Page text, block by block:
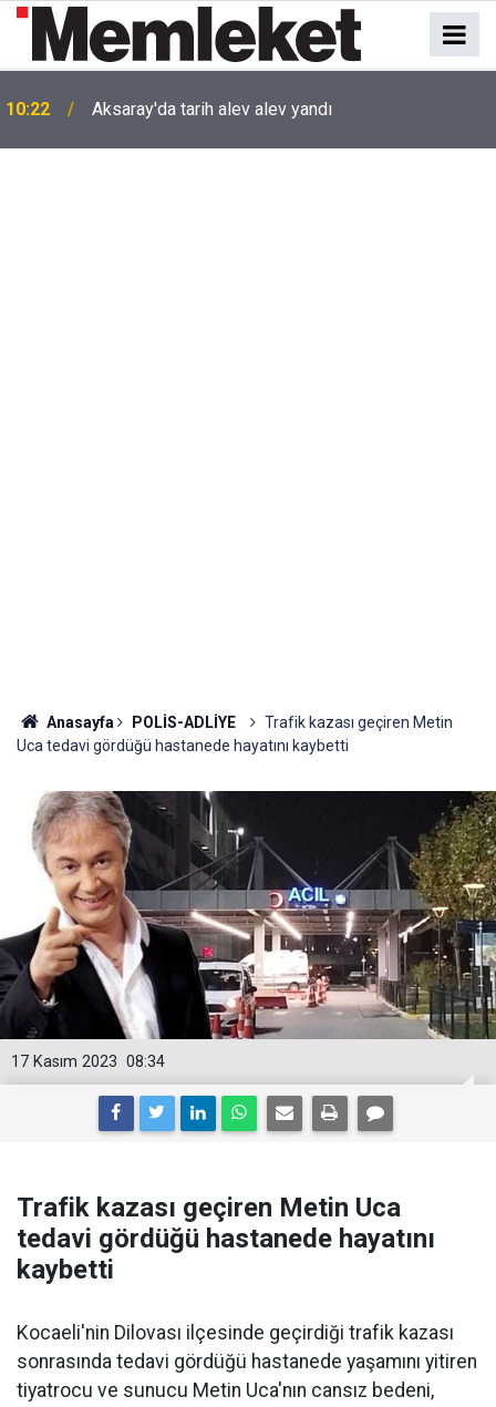
10:22 Aksaray'da tarih alev alev yandı
Anasayfa POLİS-ADLİYE
Trafik kazası geçiren Metin
Uca tedavi gördüğü hastanede hayatını kaybetti
08:34
17 Kasım 2023
Trafik kazası geçiren Metin Uca
tedavi gördüğü hastanede hayatını
kaybetti
Kocaeli'nin Dilovası ilçesinde geçirdiği trafik kazası
sonrasında tedavi gördüğü hastanede yaşamını yitiren
tiyatrocu ve sunucu Metin Uca'nın cansız bedeni,